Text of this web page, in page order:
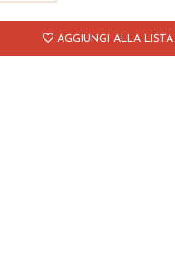
AGGIUNGI ALLA LISTA